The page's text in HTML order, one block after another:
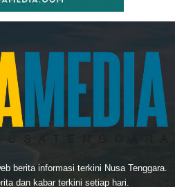
berita informasi terkini Nusa Tenggara.
dan kabar terkini setiap hari.